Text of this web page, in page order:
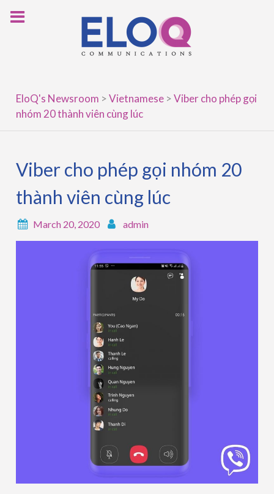
EloQ's Newsroom >Vietnamese >Viber cho phép gọi
nhóm 20 thành viên cùng lúc
Viber cho phép gọi nhóm 20
thành viên cùng lúc
March 20, 2020 admin